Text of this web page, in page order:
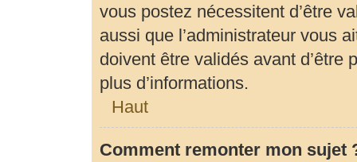
vous postez nécessitent d’être
aussi que l’administrateur vous
doivent être validés avant d’être
plus d’informations.
Haut
Comment remonter mon sujet